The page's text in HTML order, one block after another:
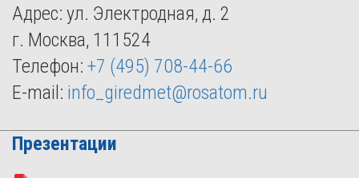
Адрес: ул. Электродная, д. 2
г. Москва, 111524
Телефон: +7 (495) 708-44-66
E-mail: info_giredmet@rosatom.ru
Презентации